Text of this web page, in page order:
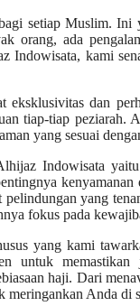
setiap Muslim. Ini
orang, ada
kami
dan
tiap-tiap
yang sesuai
Indowisata
yang
fokus pada
yang kami
untuk
haji. Dari
meringankan Anda di